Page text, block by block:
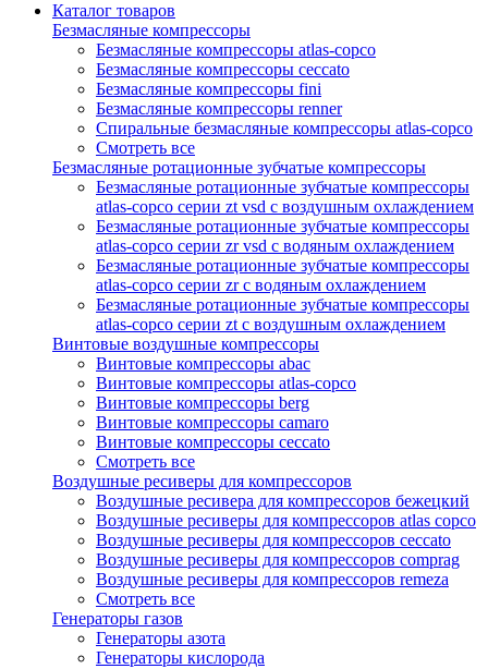
Каталог товаров
Безмасляные компрессоры
Безмасляные компрессоры atlas-copco
Безмасляные компрессоры ceccato
Безмасляные компрессоры fini
Безмасляные компрессоры renner
Спиральные безмасляные компрессоры atlas-copco
Смотреть все
Безмасляные ротационные зубчатые компрессоры
Безмасляные ротационные зубчатые компрессоры
atlas-copco серии zt vsd с воздушным охлаждением
Безмасляные ротационные зубчатые компрессоры
atlas-copco серии zr vsd с водяным охлаждением
Безмасляные ротационные зубчатые компрессоры
atlas-copco серии zr с водяным охлаждением
Безмасляные ротационные зубчатые компрессоры
atlas-copco серии zt с воздушным охлаждением
Винтовые воздушные компрессоры
Винтовые компрессоры abac
Винтовые компрессоры atlas-copco
Винтовые компрессоры berg
Винтовые компрессоры camaro
Винтовые компрессоры ceccato
Смотреть все
Воздушные ресиверы для компрессоров
Воздушные ресивера для компрессоров бежецкий
Воздушные ресиверы для компрессоров atlas copco
Воздушные ресиверы для компрессоров ceccato
Воздушные ресиверы для компрессоров comprag
Воздушные ресиверы для компрессоров remeza
Смотреть все
Генераторы газов
Генераторы азота
Генераторы кислорода